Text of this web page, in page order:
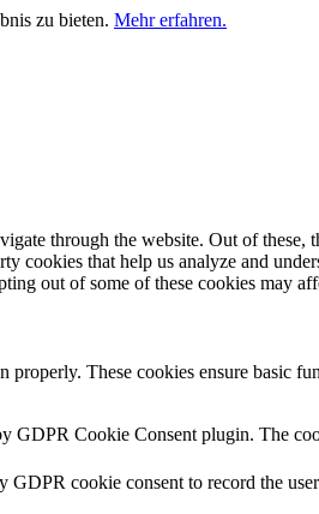
zu bieten. Mehr erfahren.
through the website. Out of these,
cookies that help us analyze and
out of some of these cookies may
These cookies ensure basic
GDPR Cookie Consent plugin. The
GDPR cookie consent to record the